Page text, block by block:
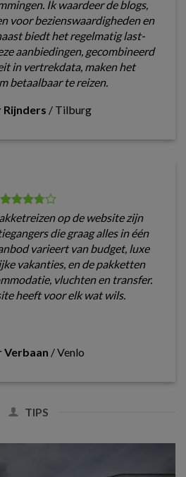
Ik waardeer de blogs,
voor bezienswaardigheden en
biedt het regelmatig last-
aanbiedingen, gecombineerd
in vertrekdata, maken het
betaalbaar te reizen.
/ Tilburg
op de website zijn
die graag alles in één
varieert van budget, luxe
vakanties, en de pakketten
vluchten en transfer.
heeft voor elk wat wils.
Verbaan /Venlo
TIPS